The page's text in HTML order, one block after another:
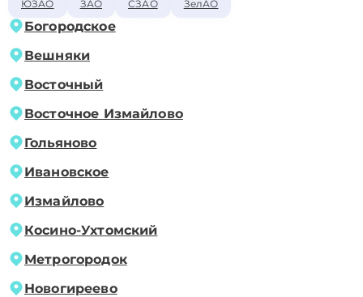
ЮЗАО ЗАО СЗАО ЗелАО
Богородское
Вешняки
Восточный
Восточное Измайлово
Гольяново
Ивановское
Измайлово
Косино-Ухтомский
Метрогородок
Новогиреево